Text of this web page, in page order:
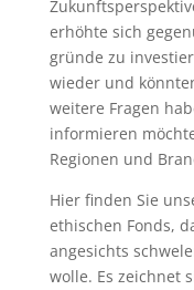
erhöhte sich
gründe zu
wieder und
weitere Fragen
informieren
Regionen und
Hier finden Sie
ethischen Fonds,
angesichts
wolle. Es zeichnet